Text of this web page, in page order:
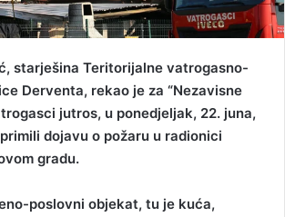
starješina Teritorijalne vatrogasno-
Derventa, rekao je za “Nezavisne
jutros, u ponedjeljak, 22. juna,
dojavu o požaru u radionici
gradu.
poslovni objekat, tu je kuća,